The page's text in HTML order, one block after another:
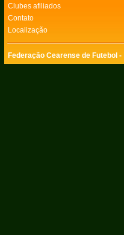
Clubes afiliados
Contato
Localização
Federação Cearense de Futebol -